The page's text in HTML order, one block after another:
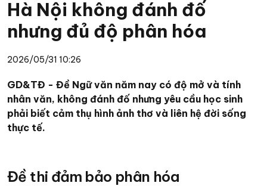
Hà Nội không đánh đố
nhưng đủ độ phân hóa
2026/05/31 10:26
GD&TĐ - Đề Ngữ văn năm nay có độ mở và tính
nhân văn, không đánh đố nhưng yêu cầu học sinh
phải biết cảm thụ hình ảnh thơ và liên hệ đời sống
thực tế.
Đề thi đảm bảo phân hóa